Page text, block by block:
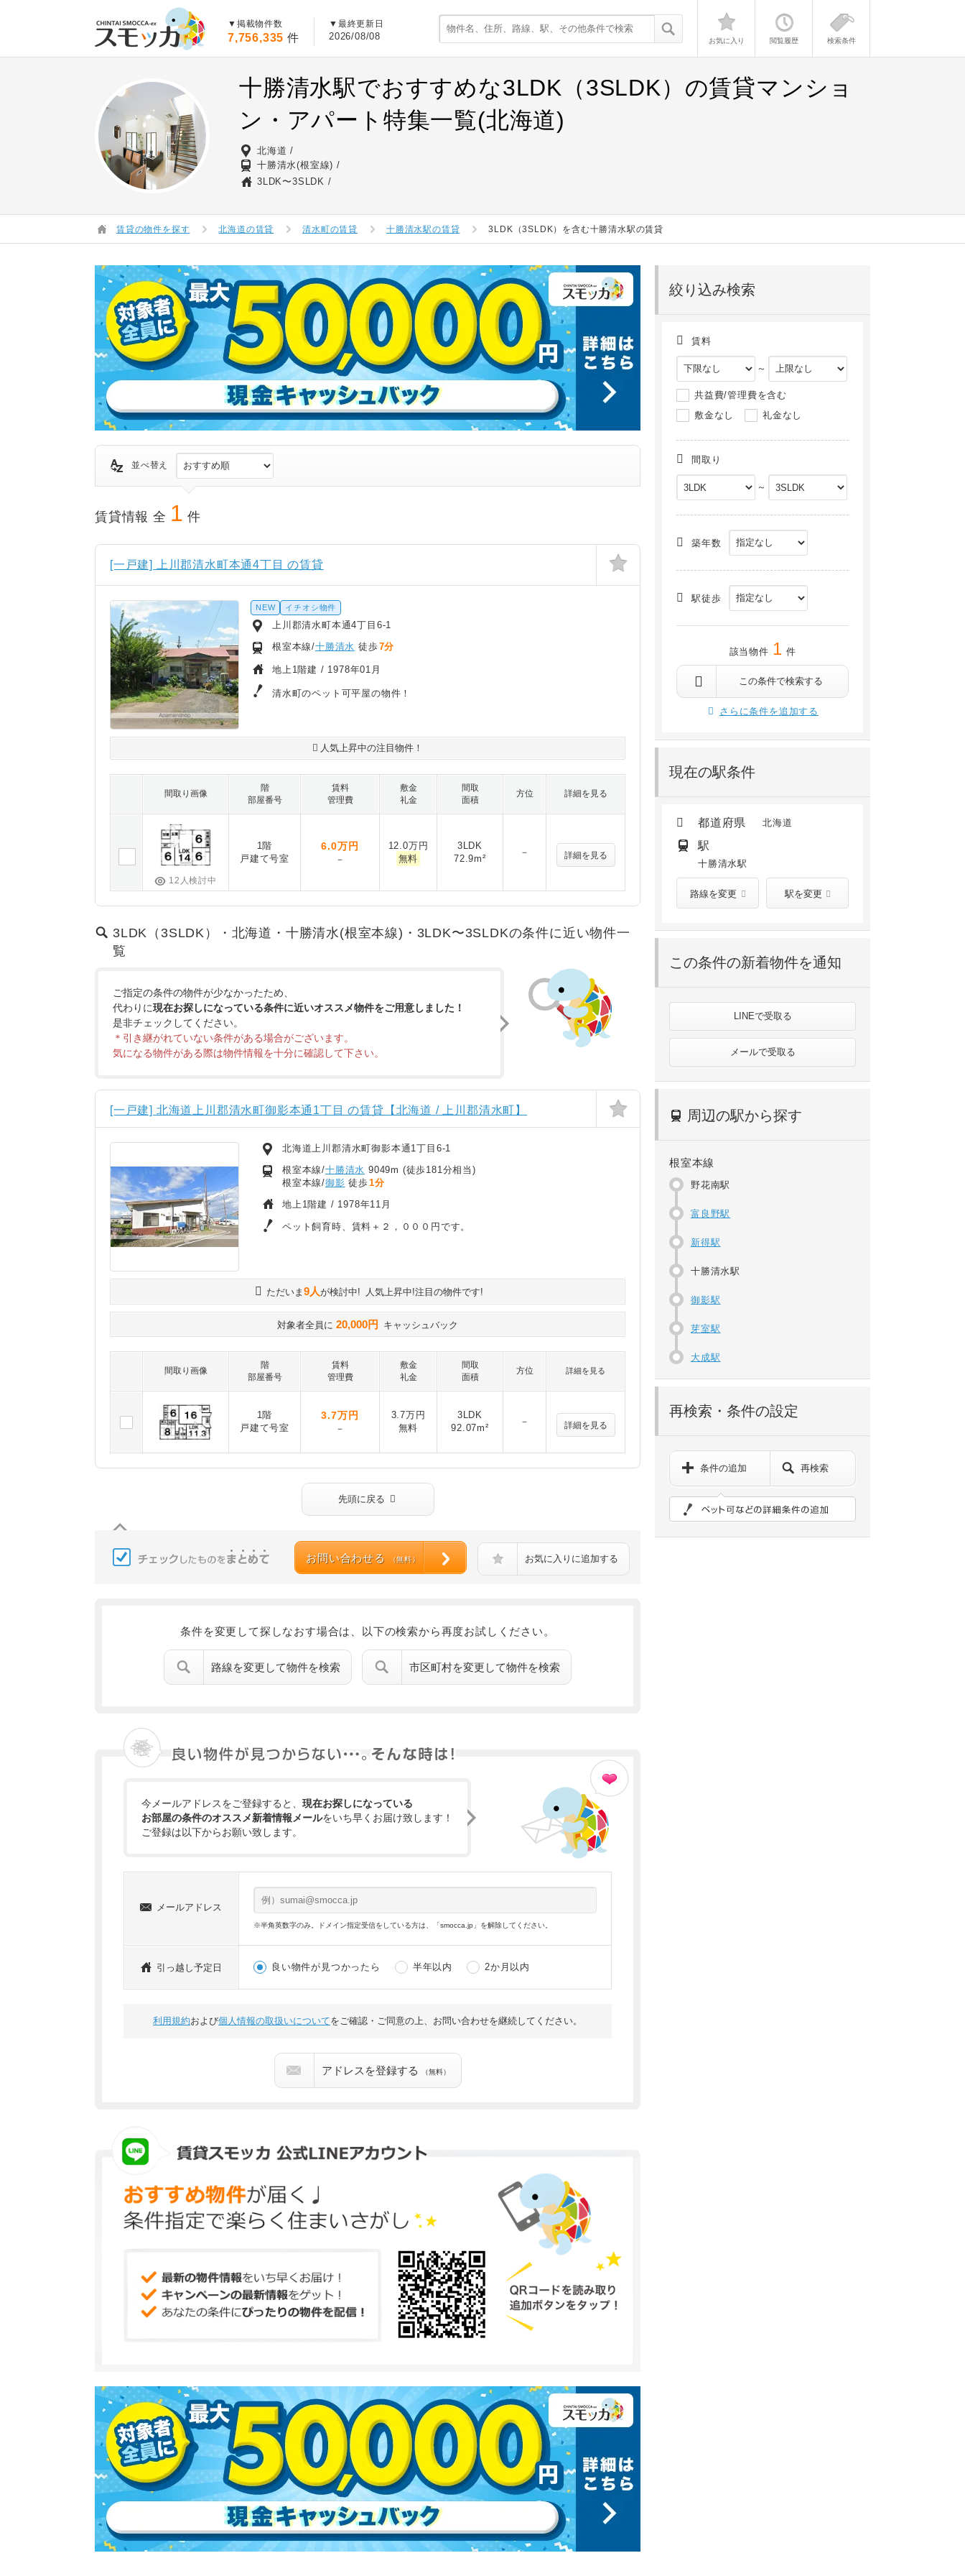
▼掲載物件数
7,756,335 件
▼最終更新日
2026/08/08 お気に入り 閲覧履歴 検索条件
十勝清水駅でおすすめな3LDK（3SLDK）の賃貸マンショ
ン・アパート特集一覧(北海道)
北海道
十勝清水(根室線)
3LDK〜3SLDK
賃貸の物件を探す 北海道の賃貸 清水町の賃貸 十勝清水駅の賃貸 3LDK（3SLDK）を含む十勝清水駅の賃貸
絞り込み検索
賃料
～
共益費/管理費を含む
敷金なし
礼金なし
間取り
～
築年数
駅徒歩
該当物件 1 件
この条件で検索する
さらに条件を追加する
現在の駅条件
都道府県 北海道
駅
十勝清水駅
路線を変更 駅を変更
この条件の新着物件を通知
LINEで受取る
メールで受取る
周辺の駅から探す
根室本線
野花南駅
富良野駅
新得駅
十勝清水駅
御影駅
芽室駅
大成駅
再検索・条件の設定
条件の追加 再検索
並べ替え
賃貸情報 全 1 件
[一戸建] 上川郡清水町本通4丁目 の賃貸
NEW イチオシ物件
上川郡清水町本通4丁目6-1
根室本線/十勝清水 徒歩7分
地上1階建 / 1978年01月
清水町のペット可平屋の物件！
人気上昇中の注目物件！
間取り画像
階
部屋番号
賃料
管理費
敷金
礼金
間取
面積
方位 詳細を見る
12人検討中
1階
戸建て号室
6.0万円
－
12.0万円
無料
3LDK
72.9m²
－ 詳細を見る
3LDK（3SLDK）・北海道・十勝清水(根室本線)・3LDK〜3SLDKの条件に近い物件一
覧
ご指定の条件の物件が少なかったため、
代わりに現在お探しになっている条件に近いオススメ物件をご用意しました！
是非チェックしてください。
＊引き継がれていない条件がある場合がございます。
気になる物件がある際は物件情報を十分に確認して下さい。
[一戸建] 北海道上川郡清水町御影本通1丁目 の賃貸【北海道 / 上川郡清水町】
北海道上川郡清水町御影本通1丁目6-1
根室本線/十勝清水 9049m (徒歩181分相当)
根室本線/御影 徒歩1分
地上1階建 / 1978年11月
ペット飼育時、賃料＋２，０００円です。
ただいま 9人が検討中! 人気上昇中!注目の物件です!
対象者全員に 20,000円 キャッシュバック
間取り画像
階
部屋番号
賃料
管理費
敷金
礼金
間取
面積
方位 詳細を見る
1階
戸建て号室
3.7万円
－
3.7万円
無料
3LDK
92.07m²
－ 詳細を見る
先頭に戻る
お問い合わせる （無料） お気に入りに追加する
条件を変更して探しなおす場合は、以下の検索から再度お試しください。
路線を変更して物件を検索 市区町村を変更して物件を検索
今メールアドレスをご登録すると、 現在お探しになっている
お部屋の条件のオススメ新着情報メールをいち早くお届け致します！
ご登録は以下からお願い致します。
メールアドレス
※半角英数字のみ。ドメイン指定受信をしている方は、「smocca.jp」を解除してください。
引っ越し予定日 良い物件が見つかったら 半年以内 2か月以内
利用規約および個人情報の取扱いについてをご確認・ご同意の上、お問い合わせを継続してください。
アドレスを登録する （無料）